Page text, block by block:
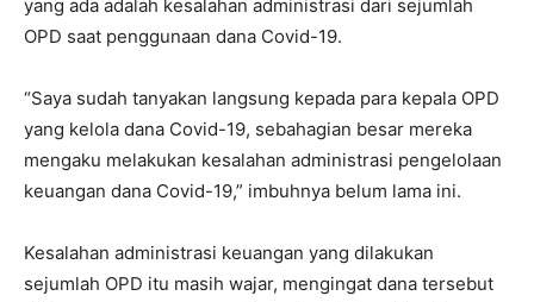
yang ada adalah kesalahan administrasi dari sejumlah
OPD saat penggunaan dana Covid-19.
“Saya sudah tanyakan langsung kepada para kepala OPD
yang kelola dana Covid-19, sebahagian besar mereka
mengaku melakukan kesalahan administrasi pengelolaan
keuangan dana Covid-19,” imbuhnya belum lama ini.
Kesalahan administrasi keuangan yang dilakukan
sejumlah OPD itu masih wajar, mengingat dana tersebut